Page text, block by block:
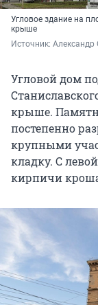
Угловое здание на
крыше
Источник: Александр
Угловой дом
крыше.
постепенно
крупными
кладку. С
кирпичи